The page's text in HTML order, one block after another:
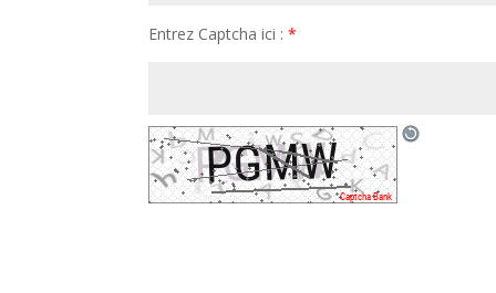
Entrez Captcha ici :*